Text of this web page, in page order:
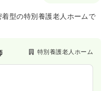
型の特別養護老人ホームで
特別養護老人ホーム